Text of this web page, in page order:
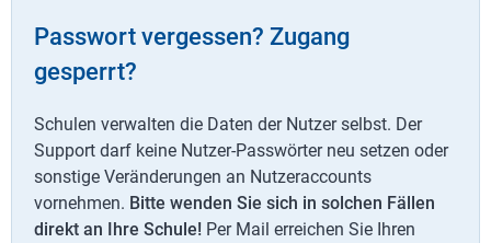
Passwort vergessen? Zugang
gesperrt?
Schulen verwalten die Daten der Nutzer selbst. Der
Support darf keine Nutzer-Passwörter neu setzen oder
sonstige Veränderungen an Nutzeraccounts
vornehmen. Bitte wenden Sie sich in solchen Fällen
direkt an Ihre Schule! Per Mail erreichen Sie Ihren